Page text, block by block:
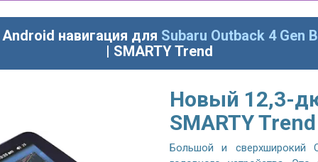
навигация для Subaru Outback 4 Gen
| SMARTY Trend
Новый 12,3-
SMARTY Trend
Большой и сверхширокий